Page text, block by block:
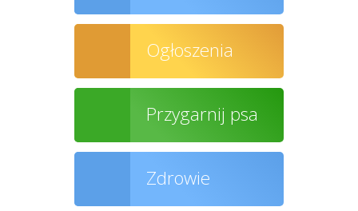
Ogłoszenia
Przygarnij psa
Zdrowie